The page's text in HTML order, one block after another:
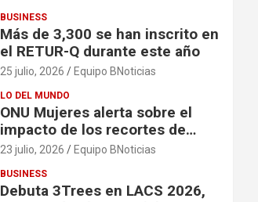
BUSINESS
Más de 3,300 se han inscrito en
el RETUR-Q durante este año
25 julio, 2026 Equipo BNoticias
LO DEL MUNDO
ONU Mujeres alerta sobre el
impacto de los recortes de
financiación en organizaciones
en contextos de crisis
23 julio, 2026 Equipo BNoticias
BUSINESS
Debuta 3Trees en LACS 2026,